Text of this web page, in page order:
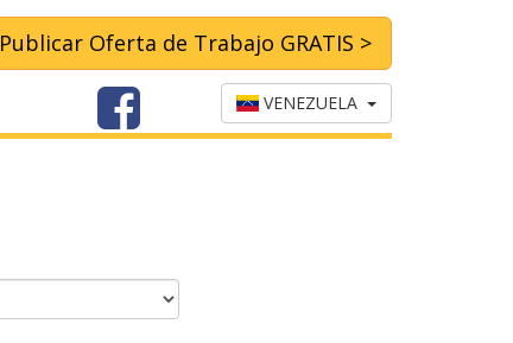
Publicar Oferta de Trabajo GRATIS >
VENEZUELA